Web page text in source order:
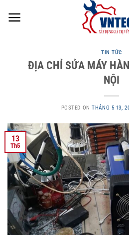
TIN TỨC
ĐỊA CHỈ SỬA MÁY
NỘI
POSTED ONTHÁNG 5 13,
13
Th5